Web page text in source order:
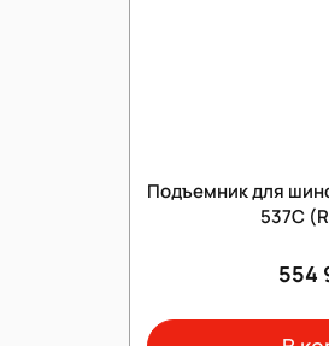
Подъемник для
537C
554